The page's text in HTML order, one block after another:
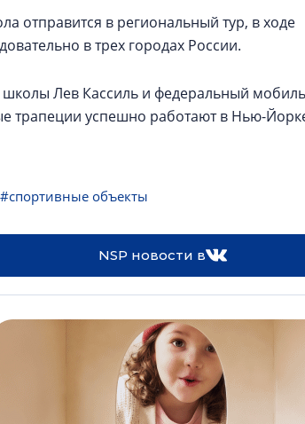
отправится в региональный тур, в ходе
в трех городах России.
Лев Кассиль и федеральный
трапеции успешно работают в Нью-
#спортивные объекты
NSP новости в